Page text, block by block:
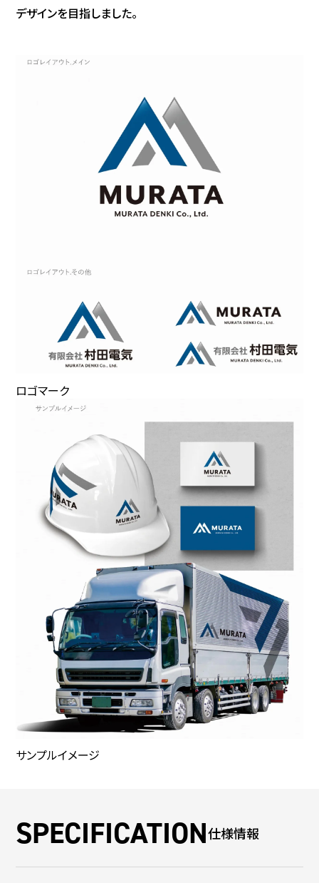
デザインを目指しました。
ロゴマーク
サンプルイメージ
仕様情報